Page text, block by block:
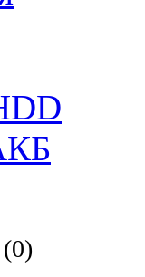
(0)